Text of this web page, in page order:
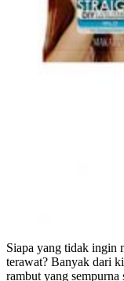
Siapa yang tidak ingin
terawat? Banyak dari
rambut yang